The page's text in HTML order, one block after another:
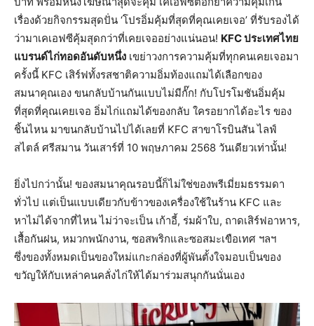
เรื่องด้วยกิจกรรมสุดปั่น ‘โปรอิ่มคุ้มที่สุดที่คุณเคยเจอ’ ที่รับรองได้
ว่ามาเคเอฟซีคุ้มสุดกว่าที่เคยเจออย่างแน่นอน! KFCประเทศไทย
แบรนด์ไก่ทอดอันดับหนึ่ง เขย่าวงการความคุ้มที่ทุกคนเคยเจอมา
ครั้งนี้ KFC เสิร์ฟทั้งรสชาติความอิ่มท้องแถมได้เลือกของ
สมนาคุณเอง ขนกลับบ้านกันแบบไม่มีกั๊ก! กับโปรโมชันอิ่มคุ้ม
ที่สุดที่คุณเคยเจอ อิ่มไก่แถมได้ของกลับ ใครอยากได้อะไร ของ
ชิ้นไหน มาขนกลับบ้านไปได้เลยที่ KFC สาขาโรบินสัน ไลฟ์
สไตล์ ศรีสมาน วันเสาร์ที่ 10 พฤษภาคม 2568 วันเดียวเท่านั้น!
ยิ่งไปกว่านั้น! ของสมนาคุณรอบนี้ก็ไม่ใช่ของพรีเมี่ยมธรรมดา
ทั่วไป แต่เป็นแบบเดียวกับข้าวของเครื่องใช้ในร้าน KFC และ
หาไม่ได้จากที่ไหน ไม่ว่าจะเป็น เก้าอี้, ร่มผ้าใบ, ถาดเสิร์ฟอาหาร,
เสื้อกันฝน, หมวกพนักงาน, ซอสพริกและซอสมะเขือเทศ ฯลฯ
ซึ่งของทั้งหมดเป็นของใหม่แกะกล่องที่ผู้พันตั้งใจมอบเป็นของ
ขวัญให้กับเหล่าคนคลั่งไก่ให้ได้มาร่วมสนุกกันนั่นเอง